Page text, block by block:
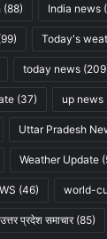
(88) India news
Today's
today news
(37) up news
Uttar Pradesh
Weather Update
(46) world-
उत्तर प्रदेश समाचार(85)